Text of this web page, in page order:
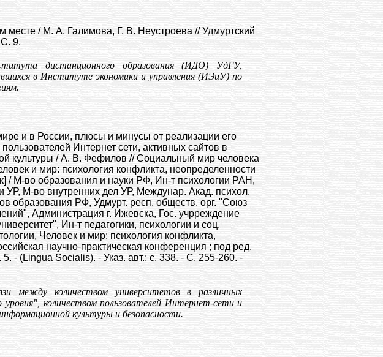
/ М. А. Галимова, Г. В. Неустроева // Удмуртский
9.
дистанционного образования (ИДО) УдГУ,
в Институте экономики и управления (ИЭиУ) по
и в России, плюсы и минусы от реализации его
Интернет сети, активных сайтов в
культуры / А. В. Фефилов // Социальный мир человека
и мир: психология конфликта, неопределенности
/ М-во образования и науки РФ, Ин-т психологии РАН,
УР, М-во внутренних дел УР, Междунар. Акад. психол.
образования РФ, Удмурт. респ. обществ. орг. "Союз
Администрация г. Ижевска, Гос. учрреждение
Ин-т педагогики, психологии и соц.
Человек и мир: психология конфликта,
научно-практическая конференция ; под ред.
- (Lingua Socialis). - Указ. авт.: с. 338. - С. 255-260. -
между количеством университетов в различных
количеством пользователей Интернет-сети и
культуры и безопасности.